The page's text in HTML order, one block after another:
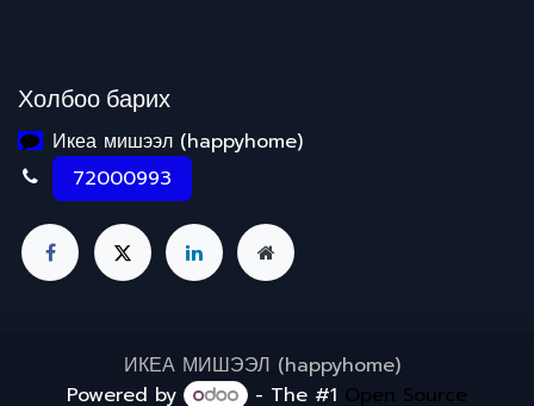
Холбоо барих
Икеа мишээл (happyhome)
72000993
ИКЕА МИШЭЭЛ (happyhome)
Powered by
- The #1 Open Source